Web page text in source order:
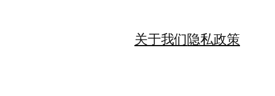
关于我们隐私政策